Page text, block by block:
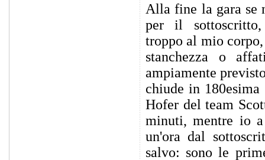
Alla fine la gara se
per il
troppo al mio
stanchezza o
ampiamente
chiude in
Hofer del team
minuti, mentre io
un'ora dal
salvo: sono le